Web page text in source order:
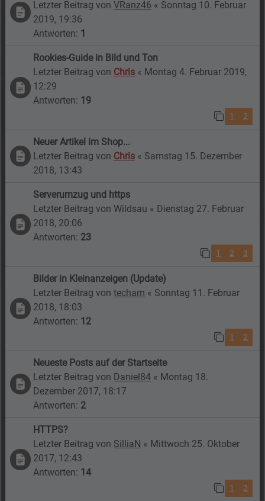
Letzter Beitrag vonVRanz46 « Sonntag 10. Februar
2019, 19:36
Antworten: 1
Rookies-Guide in Bild und Ton
Letzter Beitrag von Chris « Montag 4. Februar 2019,
12:29
Antworten: 19
1 2
Neuer Artikel im Shop...
Letzter Beitrag von Chris « Samstag 15. Dezember
2018, 13:43
Serverumzug und https
Letzter Beitrag vonWildsau « Dienstag 27. Februar
2018, 20:06
Antworten: 23
1 2 3
Bilder in Kleinanzeigen (Update)
Letzter Beitrag vontecham « Sonntag 11. Februar
2018, 18:03
Antworten: 12
1 2
Neueste Posts auf der Startseite
Letzter Beitrag von Daniel84 « Montag 18.
Dezember 2017, 18:17
Antworten: 2
HTTPS?
Letzter Beitrag von SilliaN « Mittwoch 25. Oktober
2017, 12:43
Antworten: 14
1 2